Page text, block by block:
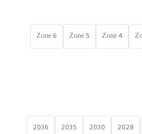
Zone 4
Zone 5
Zone 6
2028
2030
2035
2036